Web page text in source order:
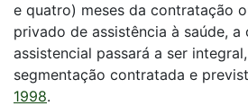
e quatro) meses da contratação
privado de assistência à saúde, a
assistencial passará a ser
segmentação contratada e
1998.